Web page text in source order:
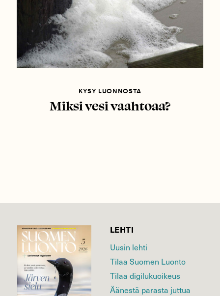
KYSY LUONNOSTA
Miksi vesi vaahtoaa?
LEHTI
Uusin lehti
Tilaa Suomen Luonto
Tilaa digilukuoikeus
Äänestä parasta juttua